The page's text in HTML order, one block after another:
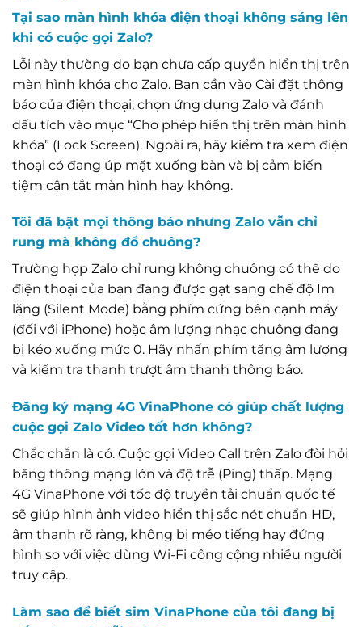
Tại sao màn hình khóa điện thoại không sáng lên
khi có cuộc gọi Zalo?
Lỗi này thường do bạn chưa cấp quyền hiển thị trên
màn hình khóa cho Zalo. Bạn cần vào Cài đặt thông
báo của điện thoại, chọn ứng dụng Zalo và đánh
dấu tích vào mục “Cho phép hiển thị trên màn hình
khóa” (Lock Screen). Ngoài ra, hãy kiểm tra xem điện
thoại có đang úp mặt xuống bàn và bị cảm biến
tiệm cận tắt màn hình hay không.
Tôi đã bật mọi thông báo nhưng Zalo vẫn chỉ
rung mà không đổ chuông?
Trường hợp Zalo chỉ rung không chuông có thể do
điện thoại của bạn đang được gạt sang chế độ Im
lặng (Silent Mode) bằng phím cứng bên cạnh máy
(đối với iPhone) hoặc âm lượng nhạc chuông đang
bị kéo xuống mức 0. Hãy nhấn phím tăng âm lượng
và kiểm tra thanh trượt âm thanh thông báo.
Đăng ký mạng 4G VinaPhone có giúp chất lượng
cuộc gọi Zalo Video tốt hơn không?
Chắc chắn là có. Cuộc gọi Video Call trên Zalo đòi hỏi
băng thông mạng lớn và độ trễ (Ping) thấp. Mạng
4G VinaPhone với tốc độ truyền tải chuẩn quốc tế
sẽ giúp hình ảnh video hiển thị sắc nét chuẩn HD,
âm thanh rõ ràng, không bị méo tiếng hay đứng
hình so với việc dùng Wi-Fi công cộng nhiều người
truy cập.
Làm sao để biết sim VinaPhone của tôi đang bị